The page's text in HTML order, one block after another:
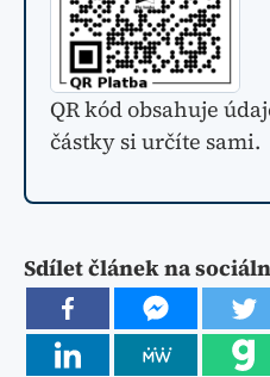
QR kód obsahuje
částky si určíte sami.
Sdílet článek na